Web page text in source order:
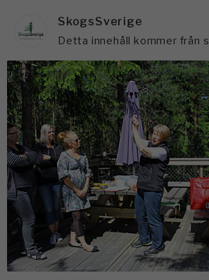
SkogsSverige
Detta innehåll kommer från